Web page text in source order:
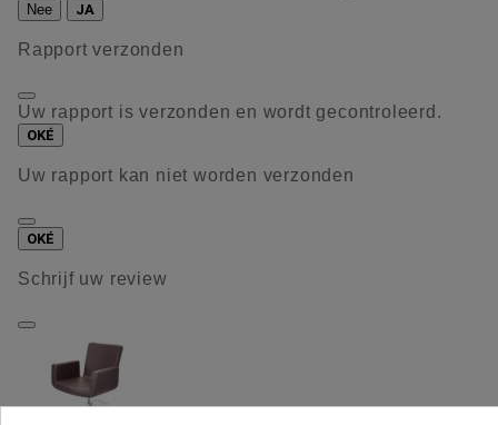
Nee JA
Rapport verzonden
Uw rapport is verzonden en wordt gecontroleerd.
OKÉ
Uw rapport kan niet worden verzonden
OKÉ
Schrijf uw review